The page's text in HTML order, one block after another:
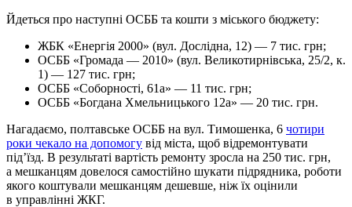
Йдеться про наступні ОСББ та кошти з міського бюджету:
ЖБК «Енергія 2000» (вул. Дослідна, 12) — 7 тис. грн;
ОСББ «Громада — 2010» (вул. Великотирнівська, 25/2, к.
1) — 127 тис. грн;
ОСББ «Соборності, 61а» — 11 тис. грн;
ОСББ «Богдана Хмельницького 12а» — 20 тис. грн.
Нагадаємо, полтавське ОСББ на вул. Тимошенка, 6 чотири
роки чекало на допомогу від міста, щоб відремонтувати
під’їзд. В результаті вартість ремонту зросла на 250 тис. грн,
а мешканцям довелося самостійно шукати підрядника, роботи
якого коштували мешканцям дешевше, ніж їх оцінили
в управлінні ЖКГ.